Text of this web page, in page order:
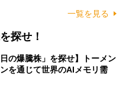
一覧を見る
探せ！
日の爆騰株」を探せ】トーメン
を通じて世界のAIメモリ需